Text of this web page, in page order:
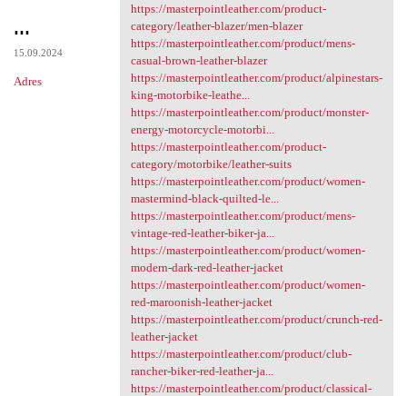
...
15.09.2024
Adres
https://masterpointleather.com/product-
category/leather-blazer/men-blazer
https://masterpointleather.com/product/mens-
casual-brown-leather-blazer
https://masterpointleather.com/product/alpinestars-
king-motorbike-leathe...
https://masterpointleather.com/product/monster-
energy-motorcycle-motorbi...
https://masterpointleather.com/product-
category/motorbike/leather-suits
https://masterpointleather.com/product/women-
mastermind-black-quilted-le...
https://masterpointleather.com/product/mens-
vintage-red-leather-biker-ja...
https://masterpointleather.com/product/women-
modern-dark-red-leather-jacket
https://masterpointleather.com/product/women-
red-maroonish-leather-jacket
https://masterpointleather.com/product/crunch-red-
leather-jacket
https://masterpointleather.com/product/club-
rancher-biker-red-leather-ja...
https://masterpointleather.com/product/classical-